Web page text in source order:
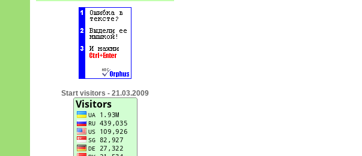
Start visitors - 21.03.2009